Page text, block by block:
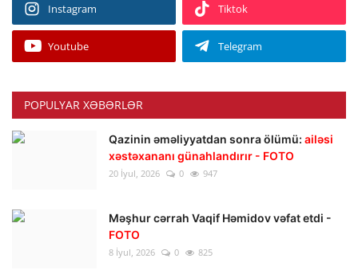
Instagram Tiktok
Youtube Telegram
POPULYAR XƏBƏRLƏR
Qazinin əməliyyatdan sonra ölümü: ailəsi
xəstəxananı günahlandırır - FOTO
20 İyul, 2026 0 947
Məşhur cərrah Vaqif Həmidov vəfat etdi -
FOTO
8 İyul, 2026 0 825